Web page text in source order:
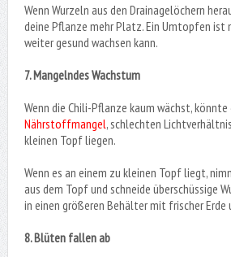
Wenn Wurzeln aus den Drainagelöchern
deine Pflanze mehr Platz. Ein Umtopfen ist
weiter gesund wachsen kann.
7. Mangelndes Wachstum
Wenn die Chili-Pflanze kaum wächst, könnte
Nährstoffmangel, schlechten
kleinen Topf liegen.
Wenn es an einem zu kleinen Topf liegt,
aus dem Topf und schneide überschüssige
in einen größeren Behälter mit frischer
8. Blüten fallen ab